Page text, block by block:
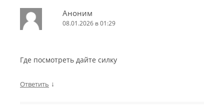
Аноним
08.01.2026 в 01:29
Где посмотреть дайте силку
Ответить ↓